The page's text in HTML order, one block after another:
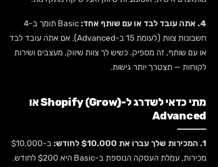
4. אתה עובד לבד או עם שותף אחד:
Basic תומך ב-4
חשבונות צוות (לעומת 15 ב-Advanced). אם אתה עובד לבד
או עם שותף, זה מספיק. כשיש לך צוות שיווק, מעצבים ושירות
לקוחות — תצטרך יותר גישות.
מתי כדאי לשדרג ל-Shopify (Grow) או
Advanced
ב-$10,000
מכירות, עמלת העסקה הנוספת ב-Basic היא $200 לחודש.